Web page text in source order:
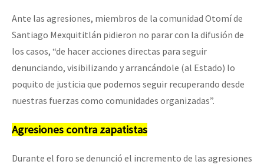
Ante las agresiones, miembros de la comunidad Otomí de
Santiago Mexquititlán pidieron no parar con la difusión de
los casos, “de hacer acciones directas para seguir
denunciando, visibilizando y arrancándole (al Estado) lo
poquito de justicia que podemos seguir recuperando desde
nuestras fuerzas como comunidades organizadas”.
Agresiones contra zapatistas
Durante el foro se denunció el incremento de las agresiones